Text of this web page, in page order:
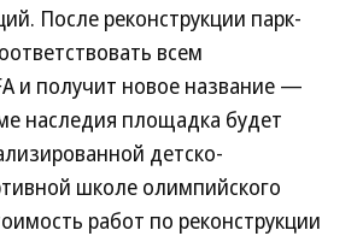
После реконструкции парк-
всем
и получит новое название —
наследия площадка будет
детско-
школе олимпийского
работ по реконструкции